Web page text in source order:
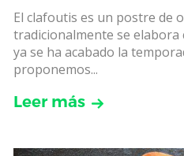
El clafoutis es un postre de
tradicionalmente se elabora
ya se ha acabado la
proponemos...
Leer más